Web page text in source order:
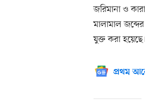
জরিমানা ও
মালামাল
যুক্ত করা হয়েছে।
প্রথম